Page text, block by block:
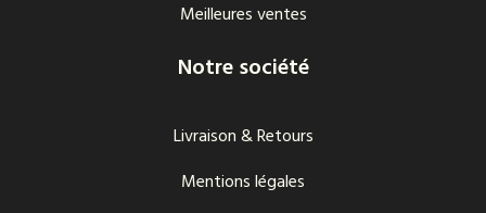
Meilleures ventes
Notre société
Livraison & Retours
Mentions légales